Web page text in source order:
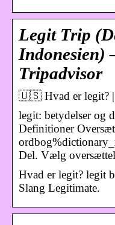
Legit Trip
Indonesien)
Tripadvisor
🇺🇸 Hvad er legit? |
legit: betydelser og
Definitioner
Del. Vælg
Hvad er legit? legit
Slang Legitimate.